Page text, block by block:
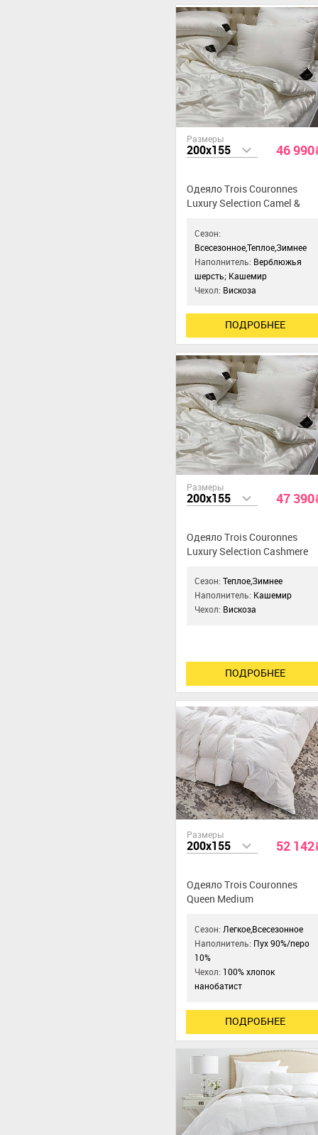
Размеры
200x155 46 990
Одеяло Trois Couronnes
Luxury Selection Camel &
Сезон:
Всесезонное,Теплое,Зимнее
Наполнитель: Верблюжья
шерсть; Кашемир
Чехол: Вискоза
ПОДРОБНЕЕ
Размеры
200x155 47 390
Одеяло Trois Couronnes
Luxury Selection Cashmere
Сезон:Теплое,Зимнее
Наполнитель: Кашемир
Чехол: Вискоза
ПОДРОБНЕЕ
Размеры
200x155 52 142
Одеяло Trois Couronnes
Queen Medium
Сезон:Легкое,Всесезонное
Наполнитель: Пух 90%/перо
10%
Чехол: 100% хлопок
нанобатист
ПОДРОБНЕЕ